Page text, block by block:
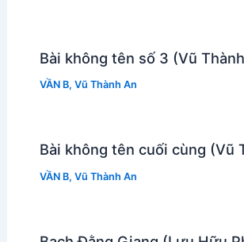
Bài không tên số 3 (Vũ
VẦN B, Vũ Thành An
Bài không tên cuối cùng (Vũ
VẦN B, Vũ Thành An